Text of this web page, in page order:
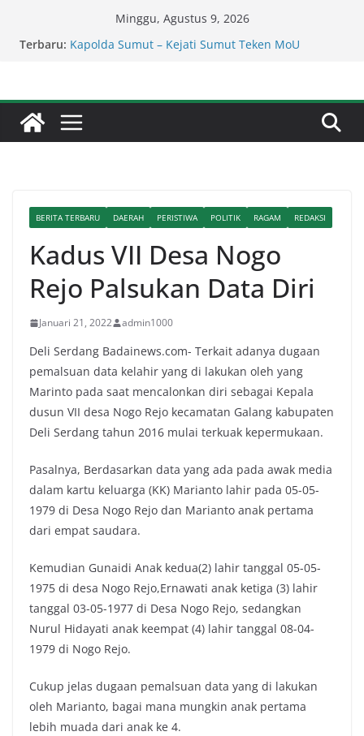
Minggu, Agustus 9, 2026
Terbaru: Judi Brahrang Di Kota Binjai Bebas Beroperasi
Praktik Transaksiona
Kadis SDABMBK Kerahkan Sejumlah Alat Berat
Bersihkan Parit Jalan Taduan Dari Sedimentasi
Tebal
Dinas SDABMBK Perkuat Sinergi dengan
Kecamatan
BERITA TERBARU DAERAH PERISTIWA POLITIK RAGAM REDAKSI
Kadus VII Desa Nogo
Rejo Palsukan Data Diri
Januari 21, 2022 admin1000
Deli Serdang Badainews.com- Terkait adanya dugaan
pemalsuan data kelahir yang di lakukan oleh yang
Marinto pada saat mencalonkan diri sebagai Kepala
dusun VII desa Nogo Rejo kecamatan Galang kabupaten
Deli Serdang tahun 2016 mulai terkuak kepermukaan.
Pasalnya, Berdasarkan data yang ada pada awak media
dalam kartu keluarga (KK) Marianto lahir pada 05-05-
1979 di Desa Nogo Rejo dan Marianto anak pertama
dari empat saudara.
Kemudian Gunaidi Anak kedua(2) lahir tanggal 05-05-
1975 di desa Nogo Rejo,Ernawati anak ketiga (3) lahir
tanggal 03-05-1977 di Desa Nogo Rejo, sedangkan
Nurul Hidayati anak keempat (4) lahir tanggal 08-04-
1979 di Nogo Rejo.
Cukup jelas dugaan pemalsuan data yang di lakukan
oleh Marianto, bagai mana mungkin anak pertama
lebih muada dari anak ke 4.